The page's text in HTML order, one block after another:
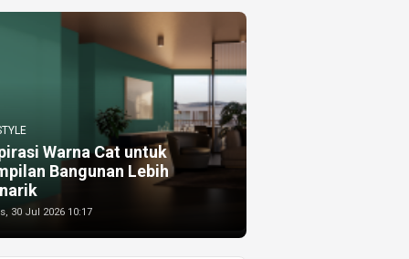
Warna Cat untuk
Bangunan Lebih
30 Jul 2026 10:17